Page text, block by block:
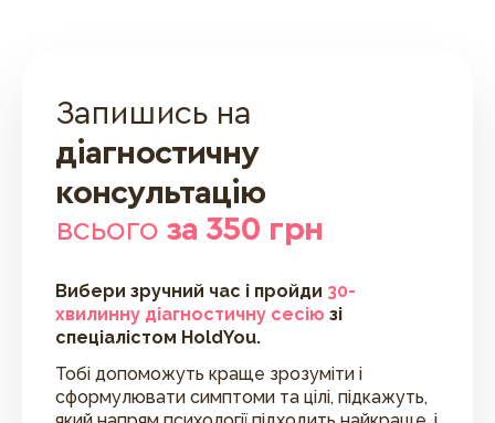
Запишись на
діагностичну
консультацію
всього за 350 грн
Вибери зручний час і пройди 30-
хвилинну діагностичну сесію зі
спеціалістом HoldYou.
Тобі допоможуть краще зрозуміти і
сформулювати симптоми та цілі, підкажуть,